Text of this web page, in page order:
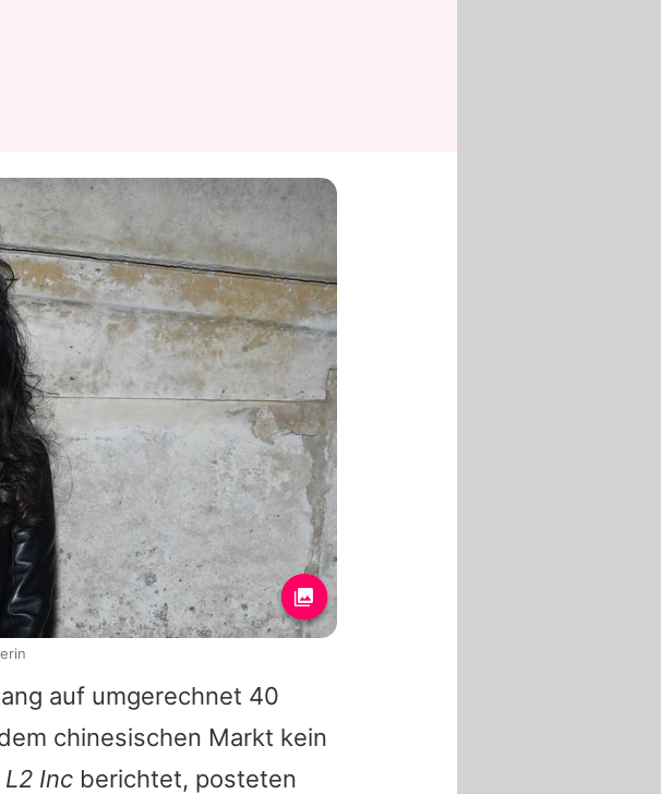
auf umgerechnet 40
chinesischen Markt kein
L2 Inc berichtet, posteten